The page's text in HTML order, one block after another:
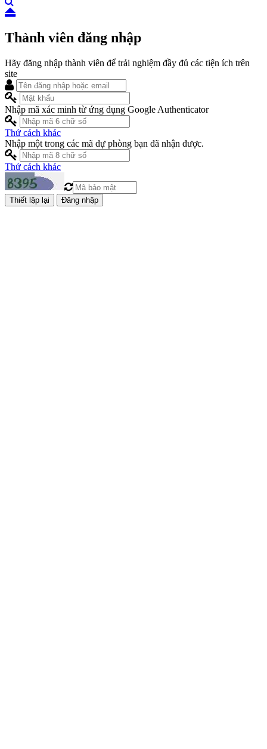
Thành viên đăng nhập
Hãy đăng nhập thành viên để trải nghiệm đầy đủ các tiện ích trên
site
Nhập mã xác minh từ ứng dụng Google Authenticator
Thử cách khác
Nhập một trong các mã dự phòng bạn đã nhận được.
Thử cách khác
Đăng nhập